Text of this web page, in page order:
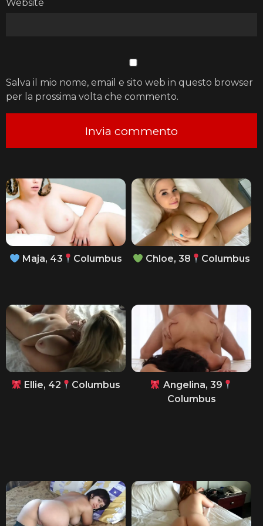
Website
Salva il mio nome, email e sito web in questo browser
per la prossima volta che commento.
Maja, 43 Columbus Chloe, 38 Columbus
Ellie, 42 Columbus
Angelina, 39
Columbus